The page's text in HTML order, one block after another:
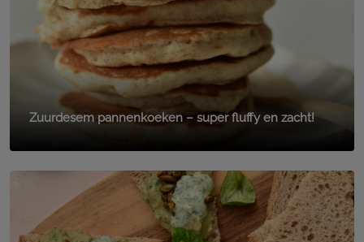
Zuurdesem pannenkoeken – super fluffy en zacht!